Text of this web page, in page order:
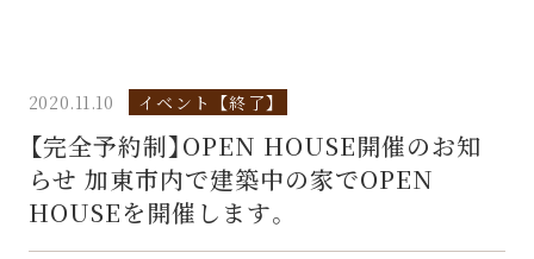
2020.11.10 イベント 【終了】
【完全予約制】OPEN HOUSE開催のお知
らせ 加東市内で建築中の家でOPEN
HOUSEを開催します。